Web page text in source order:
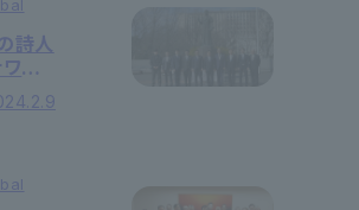
詩人
イ
催